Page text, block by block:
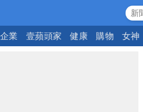
業 壹蘋頭家 健康 購物 女神